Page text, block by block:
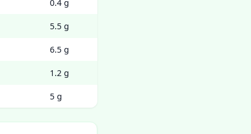
0.4 g
5.5 g
6.5 g
1.2 g
5 g